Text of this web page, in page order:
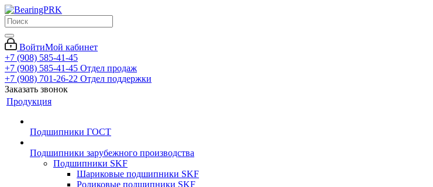
ВойтиМой кабинет
+7 (908) 585-41-45
+7 (908) 585-41-45 Отдел продаж
+7 (908) 701-26-22 Отдел поддержки
Заказать звонок
Продукция
Подшипники ГОСТ
Подшипники зарубежного производства
Подшипники SKF
Шариковые подшипники SKF
Роликовые подшипники SKF